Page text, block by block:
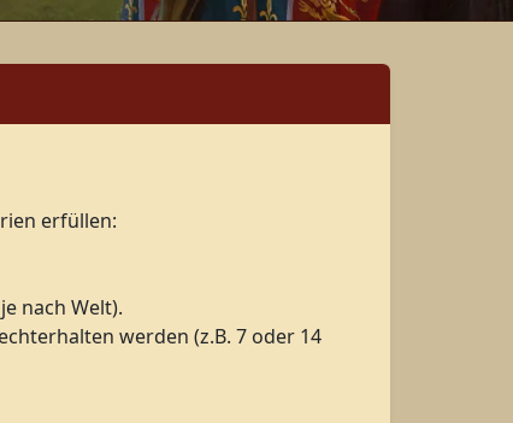
erfüllen:
nach Welt).
werden (z.B. 7 oder 14